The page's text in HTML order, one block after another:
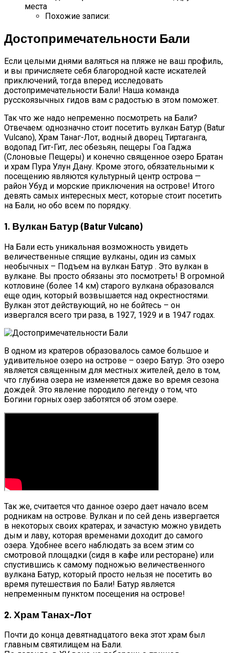
места
Похожие записи:
Достопримечательности Бали
Если целыми днями валяться на пляже не ваш профиль,
и вы причисляете себя благородной касте искателей
приключений, тогда вперед исследовать
достопримечательности Бали! Наша команда
русскоязычных гидов вам с радостью в этом поможет.
Так что же надо непременно посмотреть на Бали?
Отвечаем: однозначно стоит посетить вулкан Батур (Batur
Vulcano), Храм Танаг-Лот, водный дворец Тиртаганга,
водопад Гит-Гит, лес обезьян, пещеры Гоа Гаджа
(Слоновые Пещеры) и конечно священное озеро Братан
и храм Пура Улун Дану. Кроме этого, обязательными к
посещению являются культурный центр острова —
район Убуд и морские приключения на острове! Итого
девять самых интересных мест, которые стоит посетить
на Бали, но обо всем по порядку.
1. Вулкан Батур (Batur Vulcano)
На Бали есть уникальная возможность увидеть
величественные спящие вулканы, один из самых
необычных – Подъем на вулкан Батур . Это вулкан в
вулкане. Вы просто обязаны это посмотреть! В огромной
котловине (более 14 км) старого вулкана образовался
еще один, который возвышается над окрестностями.
Вулкан этот действующий, но не бойтесь – он
извергался всего три раза, в 1927, 1929 и в 1947 годах.
В одном из кратеров образовалось самое большое и
удивительное озеро на острове – озеро Батур. Это озеро
является священным для местных жителей, дело в том,
что глубина озера не изменяется даже во время сезона
дождей. Это явление породило легенду о том, что
Богини горных озер заботятся об этом озере.
Так же, считается что данное озеро дает начало всем
родникам на острове. Вулкан и по сей день извергается
в некоторых своих кратерах, и зачастую можно увидеть
дым и лаву, которая временами доходит до самого
озера. Удобнее всего наблюдать за всем этим со
смотровой площадки (сидя в кафе или ресторане) или
спустившись к самому подножью величественного
вулкана Батур, который просто нельзя не посетить во
время путешествия по Бали! Батур является
непременным пунктом посещения на острове!
2. Храм Танах-Лот
Почти до конца девятнадцатого века этот храм был
главным святилищем на Бали.